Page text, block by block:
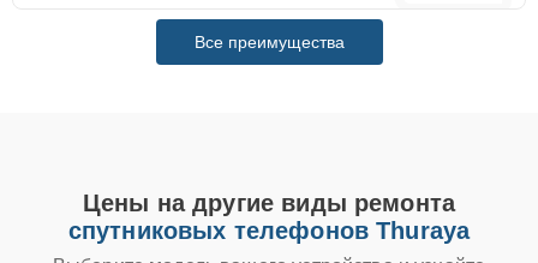
Все преимущества
Цены на другие виды ремонта
спутниковых телефонов Thuraya